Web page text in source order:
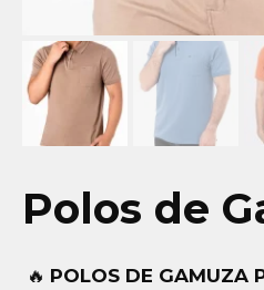
Polos de
🔥 POLOS DE GAMUZA